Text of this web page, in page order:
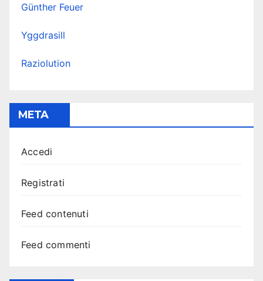
Günther Feuer
Yggdrasill
Raziolution
META
Accedi
Registrati
Feed contenuti
Feed commenti